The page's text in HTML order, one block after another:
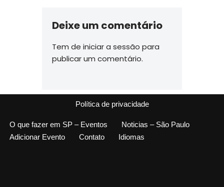
Deixe um comentário
Tem de iniciar a sessão para
publicar um comentário.
Política de privacidade
O que fazer em SP – Eventos
Noticias – São Paulo
Adicionar Evento
Contato Idiomas